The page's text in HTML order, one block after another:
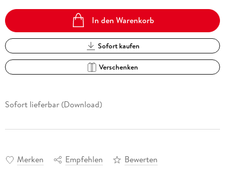
In den Warenkorb
Sofort kaufen
Verschenken
Sofort lieferbar (Download)
Merken Empfehlen Bewerten